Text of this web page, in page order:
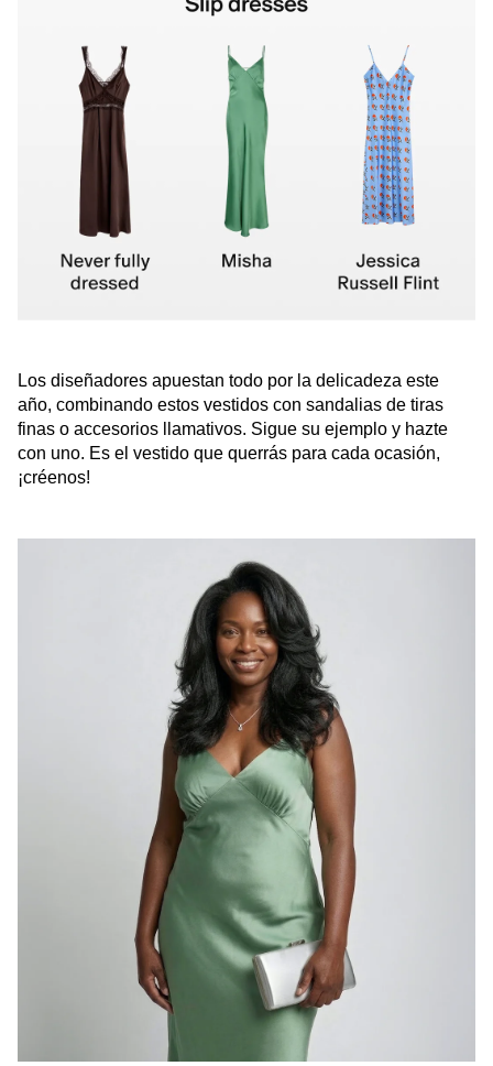
Los diseñadores apuestan todo por la delicadeza este
año, combinando estos vestidos con sandalias de tiras
finas o accesorios llamativos. Sigue su ejemplo y hazte
con uno. Es el vestido que querrás para cada ocasión,
¡créenos!